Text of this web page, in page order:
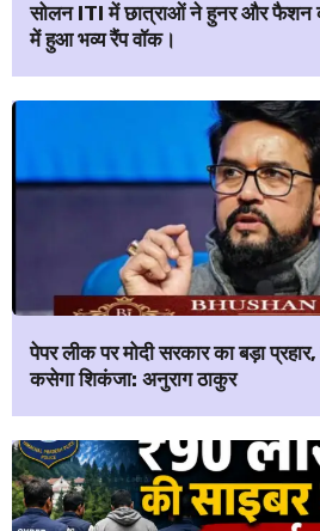
सोलन ITI में छात्राओं ने हुनर और फैशन
में हुआ भव्य रैंप वॉक।
पेपर लीक पर मोदी सरकार का बड़ा प्रहार,
कसेगा शिकंजा: अनुराग ठाकुर